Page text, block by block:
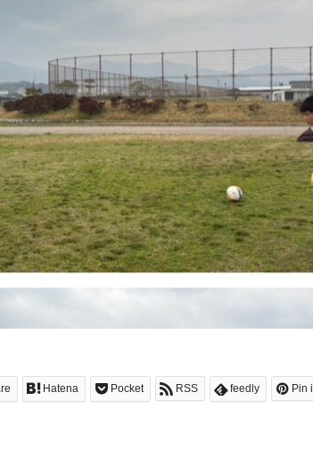
Hatena Pocket RSS feedly Pin